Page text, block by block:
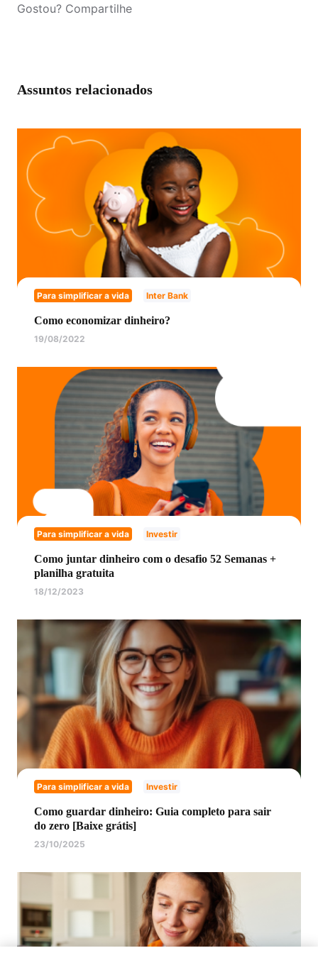
Gostou? Compartilhe
Assuntos relacionados
Para simplificar a vida Inter Bank
Como economizar dinheiro?
19/08/2022
Para simplificar a vida Investir
Como juntar dinheiro com o desafio 52 Semanas +
planilha gratuita
18/12/2023
Para simplificar a vida Investir
Como guardar dinheiro: Guia completo para sair
do zero [Baixe grátis]
23/10/2025